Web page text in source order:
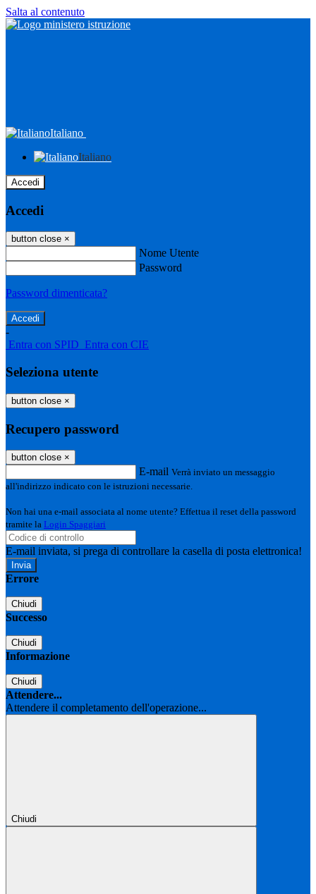
Salta al contenuto
Italiano
Italiano
Accedi
Accedi
button close ×
Nome Utente
Password
Password dimenticata?
-
Entra con SPID Entra con CIE
Seleziona utente
button close ×
Recupero password
button close ×
E-mail Verrà inviato un messaggio
all'indirizzo indicato con le istruzioni necessarie.
Non hai una e-mail associata al nome utente? Effettua il reset della password
tramite la Login Spaggiari
E-mail inviata, si prega di controllare la casella di posta elettronica!
Errore
Chiudi
Successo
Chiudi
Informazione
Chiudi
Attendere...
Attendere il completamento dell'operazione...
Chiudi